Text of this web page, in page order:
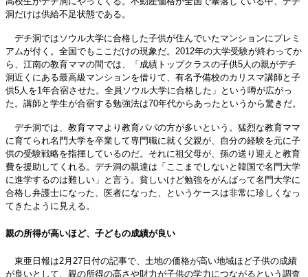
洞だけは供給不足状態である。
デチ洞ではソウル大学に合格した子供が住んでいたマンションにプレミ
アムが付く。全国でもここだけの現象だ。2012年の大学受験が終わってか
ら、江南の教育ママの間では、「成績トップクラスの子供5人の親がデチ
洞近くにある最高級マンションを借りて、有名予備校のカリスマ講師と子
供5人を1年合宿させた。全員ソウル大学に合格した」という噂が広がっ
た。講師と学生が合宿する勉強法は70年代からあったというから驚きだ。
デチ洞では、教育ママより教育パパの方が多いという。猛烈な教育ママ
に育てられ名門大学を卒業して専門職に就く父親が、自分の経験を元に子
供の受験戦略を指揮しているのだ。それに祖父母が、孫の送り迎えと教育
費を援助してくれる。デチ洞の親達は「ここまでしないと韓国で名門大学
に進学するのは難しい」と言う。貧しいけど勉強をがんばって名門大学に
合格し弁護士になった、医者になった、というケースは非常に珍しくなっ
てきたように見える。
親の所得が高いほど、子どもの成績が良い
東亜日報は2月27日付の記事で、土地の価格が高い地域ほど子供の成績
が良いとして、親の所得の高さや財力が子供の学力につながるという調査